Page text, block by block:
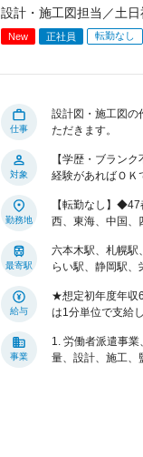
設計・施工図担当／土
New 正社員 転勤なし
仕事
設計図・施工図の
ただきます。
対象
【学歴・ブラン
経験があればＯＫ
勤務地
【転勤なし】
西、東海、中国、
最寄駅
六本木駅、札幌駅
らい駅、静岡駅、
給与
★想定初年度年収
は1分単位で支給
事業
1. 労働者派遣事
量、設計、施工、